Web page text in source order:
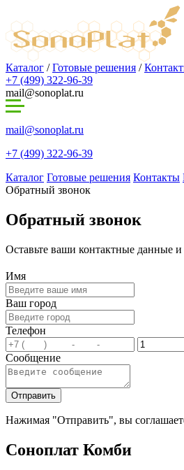
Каталог / Готовые решения /
+7 (499) 322-96-39
mail@sonoplat.ru
mail@sonoplat.ru
+7 (499) 322-96-39
Каталог Готовые решения Контакты
Обратный звонок
Обратный звонок
Оставьте ваши контактные данные
Имя
Ваш город
Телефон
Сообщение
Нажимая "Отправить", вы
Соноплат Комби